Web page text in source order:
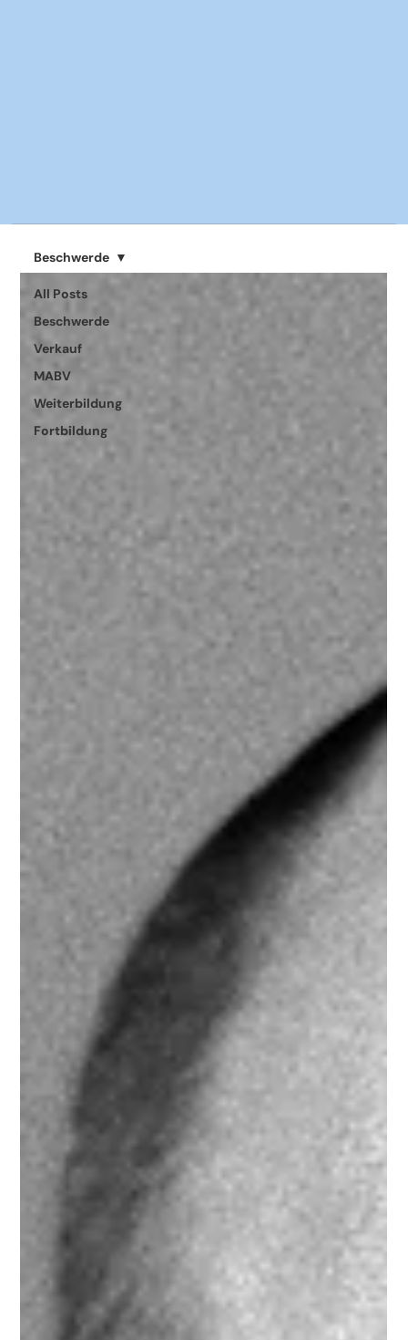
All Posts
Beschwerde
Verkauf
MABV
Weiterbildung
Fortbildung
Beschwerde